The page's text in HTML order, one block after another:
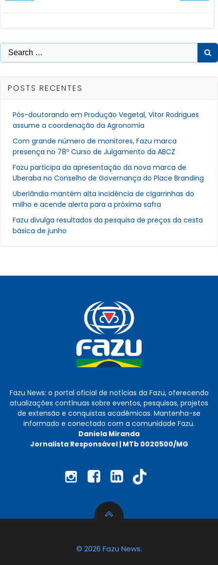
Post
Post
Search
for:
POSTS RECENTES
Pós-doutorando em Produção Vegetal, Vitor Rodrigues
assume a coordenação da Agronomia
Com grande número de monitores, Fazu marca
presença no 78º Curso de Julgamento da ABCZ
Fazu participa da apresentação da nova marca de
Uberaba no Conselho de Governança do Place Branding
Uberlândia mantém alta incidência de cigarrinhas do
milho e acende alerta para a próxima safra
Fazu divulga resultados da pesquisa de preços da cesta
básica de junho
Fazu News: o portal oficial de notícias da Fazu, oferecendo
atualizações contínuas sobre eventos, pesquisas, projetos
de extensão e conquistas acadêmicas. Mantenha-se
informado e conectado com a comunidade Fazu.
Daniela Miranda
Jornalista Responsável | MTb 0020500/MG
© 2026 Fazu News.